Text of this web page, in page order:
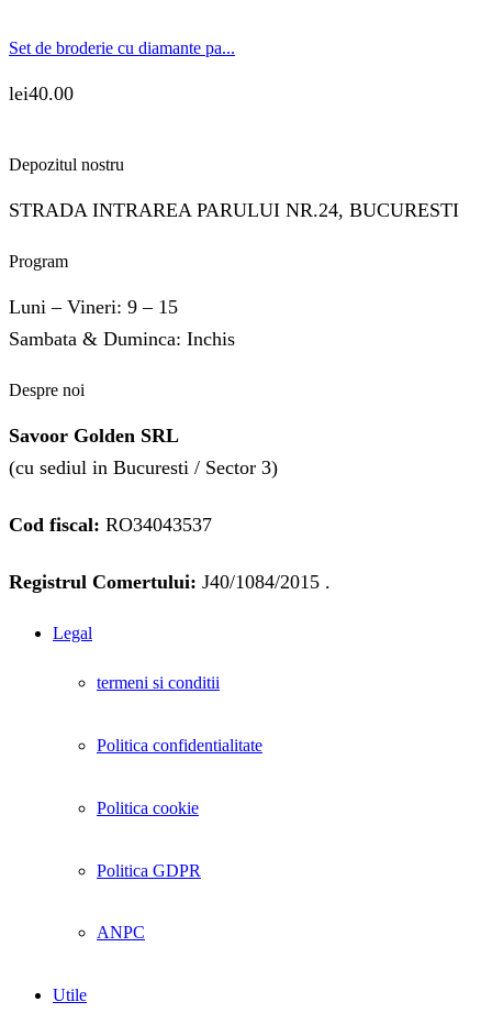
Set de broderie cu diamante pa...
lei40.00
Depozitul nostru
STRADA INTRAREA PARULUI NR.24, BUCURESTI
Program
Luni – Vineri: 9 – 15
Sambata & Duminca: Inchis
Despre noi
Savoor Golden SRL
(cu sediul in Bucuresti / Sector 3)
Cod fiscal: RO34043537
Registrul Comertului: J40/1084/2015 .
Legal
termeni si conditii
Politica confidentialitate
Politica cookie
Politica GDPR
ANPC
Utile